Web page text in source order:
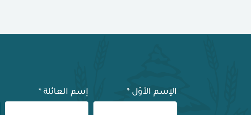
الإسم الأوّل * إسم العائلة *